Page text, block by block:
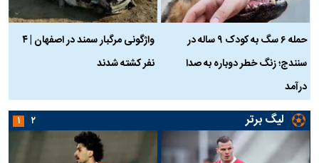
حمله ۶ سگ به کودک ۹ ساله در
سنندج؛ زنگ خطر دوباره به صدا
درآمد
واژگونی مرگبار سمند در اصفهان | ۴
نفر کشته شدند
لیگ برتر ۱ ۲